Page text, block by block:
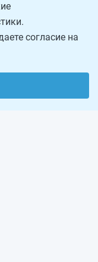
согласие на